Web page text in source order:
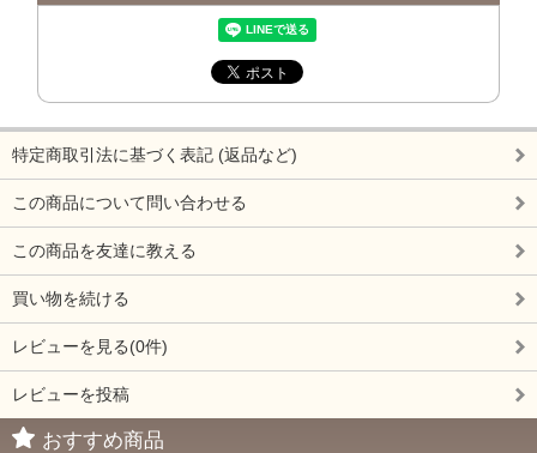
特定商取引法に基づく表記 (返品など)
この商品について問い合わせる
この商品を友達に教える
買い物を続ける
レビューを見る(0件)
レビューを投稿
おすすめ商品